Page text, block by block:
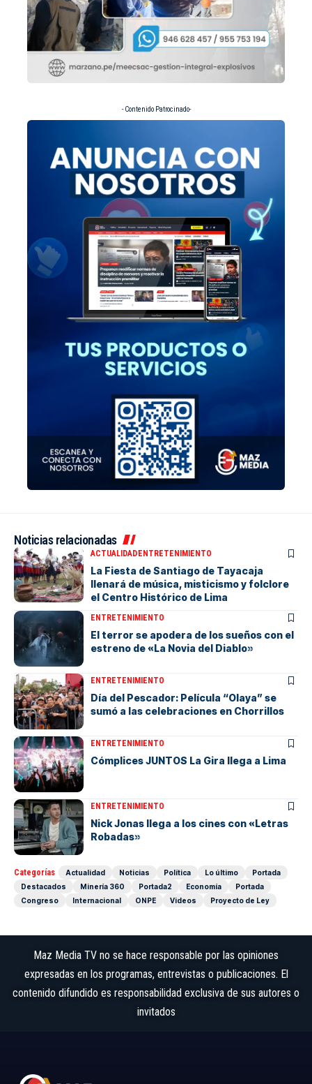
- Contenido Patrocinado-
Noticias relacionadas
ACTUALIDADENTRETENIMIENTO
La Fiesta de Santiago de Tayacaja
llenará de música, misticismo y folclore
el Centro Histórico de Lima
ENTRETENIMIENTO
El terror se apodera de los sueños con el
estreno de «La Novia del Diablo»
ENTRETENIMIENTO
Día del Pescador: Película “Olaya” se
sumó a las celebraciones en Chorrillos
ENTRETENIMIENTO
Cómplices JUNTOS La Gira llega a Lima
ENTRETENIMIENTO
Nick Jonas llega a los cines con «Letras
Robadas»
Categorías Actualidad Noticias Política Lo último
Portada
Destacados
Minería 360 Portada2 Economía
Portada
Congreso
Internacional ONPE Videos Proyecto de Ley
Maz Media TV no se hace responsable por las opiniones
expresadas en los programas, entrevistas o publicaciones. El
contenido difundido es responsabilidad exclusiva de sus autores o
invitados